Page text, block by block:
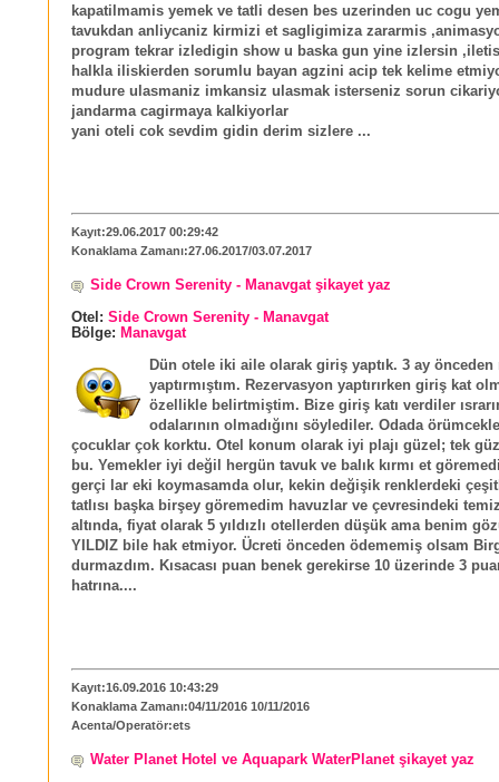
kapatilmamis yemek ve tatli desen bes uzerinden uc cogu
tavukdan anliycaniz kirmizi et sagligimiza zararmis
program tekrar izledigin show u baska gun yine izlersin
halkla iliskierden sorumlu bayan agzini acip tek kelime
mudure ulasmaniz imkansiz ulasmak isterseniz sorun
jandarma cagirmaya kalkiyorlar
yani oteli cok sevdim gidin derim sizlere ...
Kayıt:29.06.2017 00:29:42
Konaklama Zamanı:27.06.2017/03.07.2017
Side Crown Serenity - Manavgat şikayet yaz
Otel: Side Crown Serenity - Manavgat
Bölge: Manavgat
Dün otele iki aile olarak giriş yaptık. 3 ay önceden
yaptırmıştım. Rezervasyon yaptırırken giriş kat
özellikle belirtmiştim. Bize giriş katı verdiler
odalarının olmadığını söylediler. Odada
çocuklar çok korktu. Otel konum olarak iyi plajı güzel; tek
bu. Yemekler iyi değil hergün tavuk ve balık kırmı et
gerçi lar eki koymasamda olur, kekin değişik renklerdeki
tatlısı başka birşey göremedim havuzlar ve çevresindeki
altında, fiyat olarak 5 yıldızlı otellerden düşük ama benim
YILDIZ bile hak etmiyor. Ücreti önceden ödememiş olsam
durmazdım. Kısacası puan benek gerekirse 10 üzerinde 3
hatrına....
Kayıt:16.09.2016 10:43:29
Konaklama Zamanı:04/11/2016 10/11/2016
Acenta/Operatör:ets
Water Planet Hotel ve Aquapark WaterPlanet şikayet yaz